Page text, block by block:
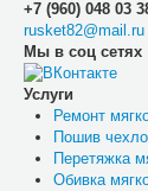
+7 (960) 048 03
rusket82@mail.ru
Мы в соц сетях
Услуги
Ремонт
Пошив
Перетяжка
Обивка